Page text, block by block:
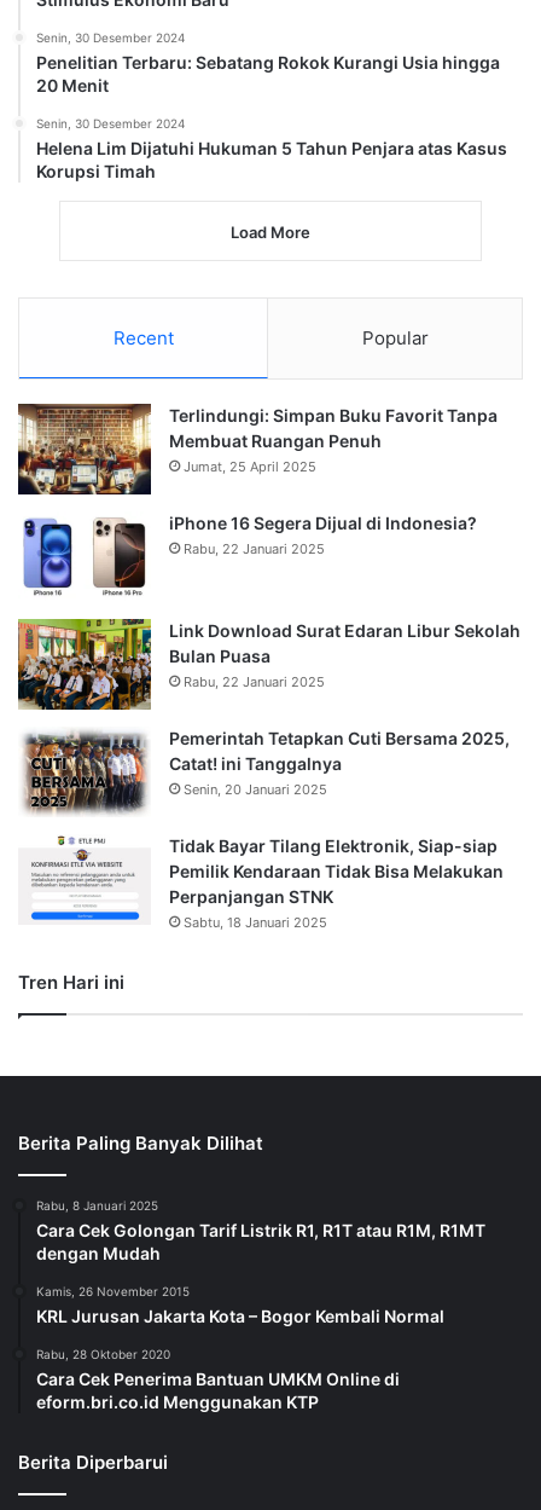
Senin, 30 Desember 2024
Penelitian Terbaru: Sebatang Rokok Kurangi Usia hingga
20 Menit
Senin, 30 Desember 2024
Helena Lim Dijatuhi Hukuman 5 Tahun Penjara atas Kasus
Korupsi Timah
Load More
Recent Popular
Terlindungi: Simpan Buku Favorit Tanpa
Membuat Ruangan Penuh
Jumat, 25 April 2025
iPhone 16 Segera Dijual di Indonesia?
Rabu, 22 Januari 2025
Link Download Surat Edaran Libur Sekolah
Bulan Puasa
Rabu, 22 Januari 2025
Pemerintah Tetapkan Cuti Bersama 2025,
Catat! ini Tanggalnya
Senin, 20 Januari 2025
Tidak Bayar Tilang Elektronik, Siap-siap
Pemilik Kendaraan Tidak Bisa Melakukan
Perpanjangan STNK
Sabtu, 18 Januari 2025
Tren Hari ini
Berita Paling Banyak Dilihat
Rabu, 8 Januari 2025
Cara Cek Golongan Tarif Listrik R1, R1T atau R1M, R1MT
dengan Mudah
Kamis, 26 November 2015
KRL Jurusan Jakarta Kota – Bogor Kembali Normal
Rabu, 28 Oktober 2020
Cara Cek Penerima Bantuan UMKM Online di
eform.bri.co.id Menggunakan KTP
Berita Diperbarui